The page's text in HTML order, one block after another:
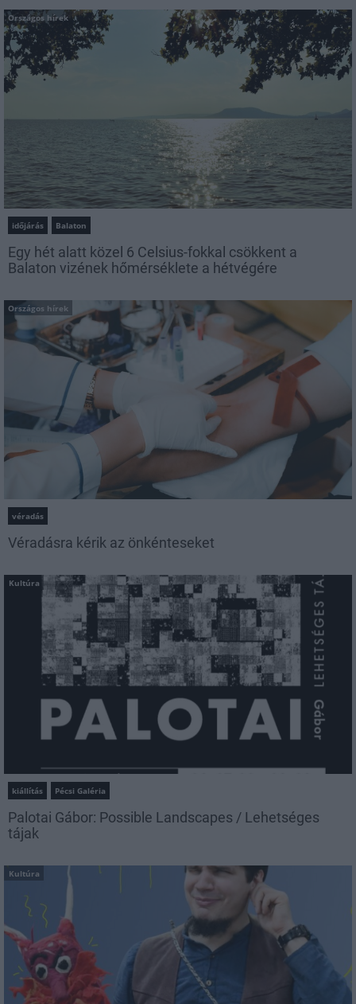
Országos hírek
időjárás Balaton
Egy hét alatt közel 6 Celsius-fokkal csökkent a
Balaton vizének hőmérséklete a hétvégére
Országos hírek
véradás
Véradásra kérik az önkénteseket
Kultúra
kiállítás Pécsi Galéria
Palotai Gábor: Possible Landscapes / Lehetséges
tájak
Kultúra